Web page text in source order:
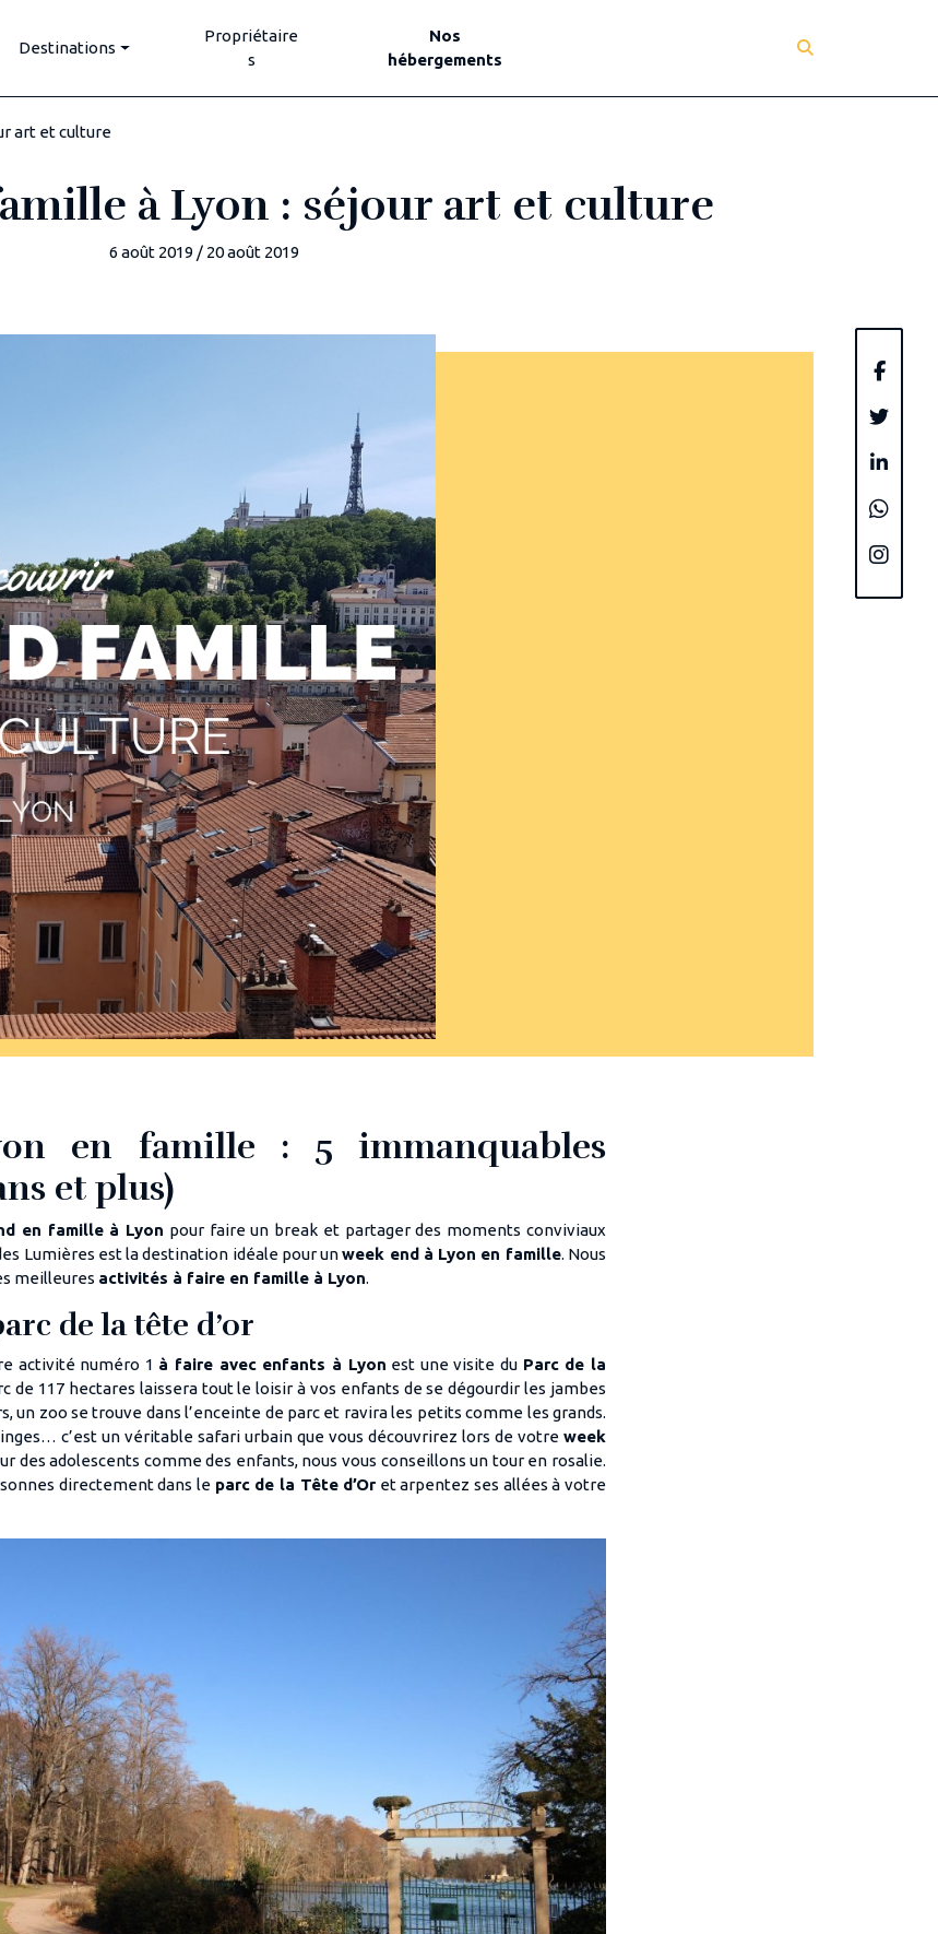
Destinations
Propriétaire
s
Nos
hébergements
art et culture
à Lyon : séjour art et culture
6 août 2019 / 20 août 2019
en famille : 5 immanquables
et plus)
en famille à Lyon pour faire un break et partager des moments conviviaux
Lumières est la destination idéale pour unweek end à Lyon en famille. Nous
meilleures activités à faire en famille à Lyon.
de la tête d’or
activité numéro 1 à faire avec enfants à Lyon est une visite du Parc de la
de 117 hectares laissera tout le loisir à vos enfants de se dégourdir les jambes
un zoo se trouve dans l’enceinte de parc et ravira les petits comme les grands.
c’est un véritable safari urbain que vous découvrirez lors de votre week
des adolescents comme des enfants, nous vous conseillons un tour en rosalie.
directement dans le parc de la Tête d’Or et arpentez ses allées à votre